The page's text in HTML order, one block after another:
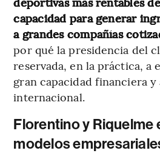
capacidad para generar
a grandes compañías
por qué la presidencia del
reservada, en la práctica, a
gran capacidad financiera y
internacional.
Florentino y Riquelme
modelos